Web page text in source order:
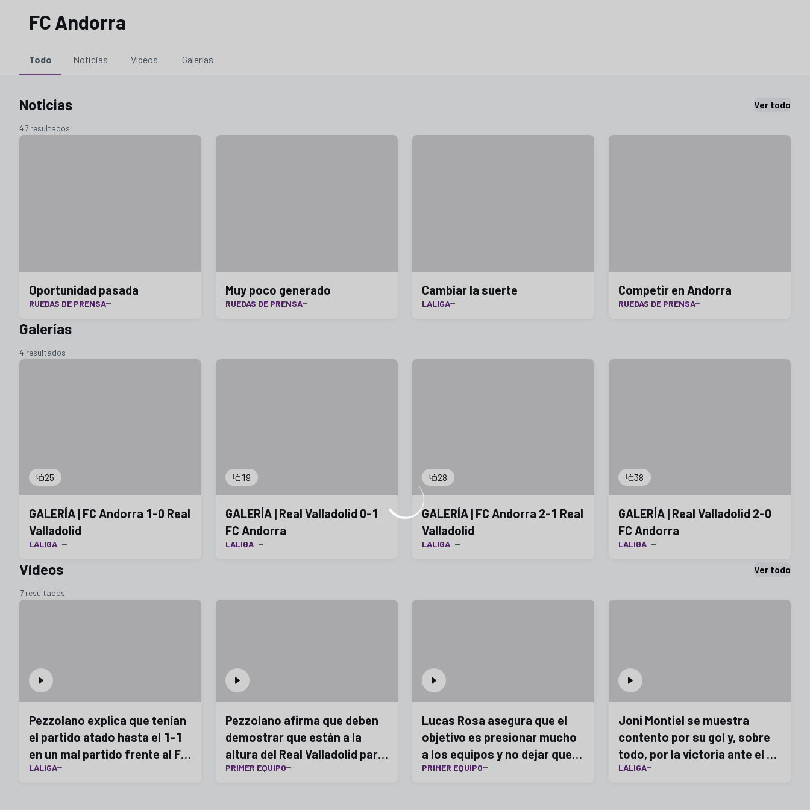
FC Andorra
Todo Noticias Vídeos Galerías
Noticias Ver todo
47 resultados
Oportunidad pasada
RUEDAS DE PRENSA
Muy poco generado
RUEDAS DE PRENSA
Cambiar la suerte
LALIGA
Competir en Andorra
RUEDAS DE PRENSA
Galerías
4 resultados
25
GALERÍA | FC Andorra 1-0 Real
Valladolid
LALIGA
19
GALERÍA | Real Valladolid 0-1
FC Andorra
LALIGA
28
GALERÍA | FC Andorra 2-1 Real
Valladolid
LALIGA
38
GALERÍA | Real Valladolid 2-0
FC Andorra
LALIGA
Vídeos Ver todo
7 resultados
Pezzolano explica que tenían
el partido atado hasta el 1-1
en un mal partido frente al FC
Andorra
LALIGA
Pezzolano afirma que deben
demostrar que están a la
altura del Real Valladolid para
ganar en Andorra
PRIMER EQUIPO
Lucas Rosa asegura que el
objetivo es presionar mucho
a los equipos y no dejar que
respiren
PRIMER EQUIPO
Joni Montiel se muestra
contento por su gol y, sobre
todo, por la victoria ante el FC
Andorra
LALIGA